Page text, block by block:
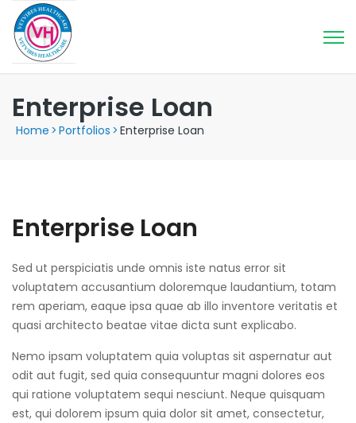
Enterprise Loan
Home >Portfolios >Enterprise Loan
Enterprise Loan
Sed ut perspiciatis unde omnis iste natus error sit
voluptatem accusantium doloremque laudantium, totam
rem aperiam, eaque ipsa quae ab illo inventore veritatis et
quasi architecto beatae vitae dicta sunt explicabo.
Nemo ipsam voluptatem quia voluptas sit aspernatur aut
odit aut fugit, sed quia consequuntur magni dolores eos
qui ratione voluptatem sequi nesciunt. Neque quisquam
est, qui dolorem ipsum quia dolor sit amet, consectetur,